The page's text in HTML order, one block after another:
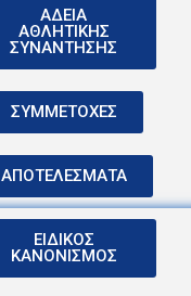
ΑΔΕΙΑ
ΑΘΛΗΤΙΚΗΣ
ΣΥΝΑΝΤΗΣΗΣ
ΣΥΜΜΕΤΟΧΕΣ
ΑΠΟΤΕΛΕΣΜΑΤΑ
ΕΙΔΙΚΟΣ
ΚΑΝΟΝΙΣΜΟΣ